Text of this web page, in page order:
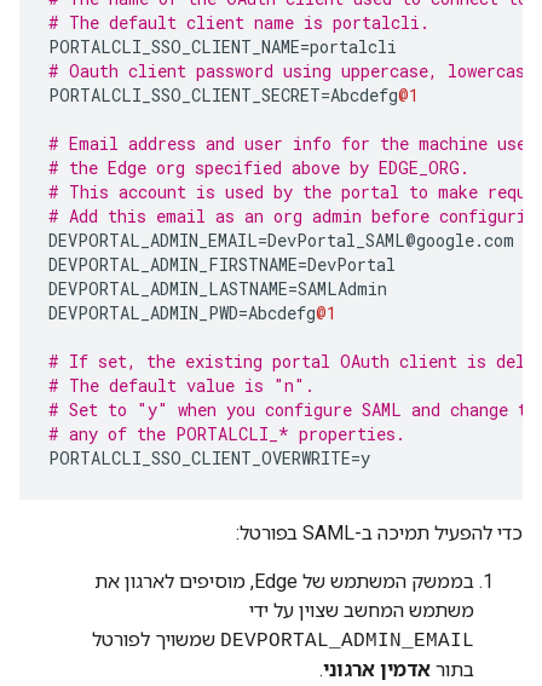
# The default client name is portalcli.
PORTALCLI_SSO_CLIENT_NAME=portalcli
# Oauth client password using uppercase,
PORTALCLI_SSO_CLIENT_SECRET=Abcdefg@1
# Email address and user info for the machine
# the Edge org specified above by EDGE_ORG.
# This account is used by the portal to make
# Add this email as an org admin before
DEVPORTAL_ADMIN_EMAIL=DevPortal_SAML@google.com
DEVPORTAL_ADMIN_FIRSTNAME=DevPortal
DEVPORTAL_ADMIN_LASTNAME=SAMLAdmin
DEVPORTAL_ADMIN_PWD=Abcdefg@1
# If set, the existing portal OAuth client is
# The default value is "n".
# Set to "y" when you configure SAML and change
# any of the PORTALCLI_* properties.
PORTALCLI_SSO_CLIENT_OVERWRITE=y
כדי להפעיל תמיכה ב-SAML בפורטל:
בממשק המשתמש של Edge, מוסיפים לארגון את
משתמש המחשב שצוין על ידי
DEVPORTAL_ADMIN_EMAIL שמשויך לפורטל
בתור אדמין ארגוני.